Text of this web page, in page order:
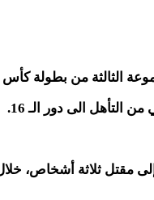
الثالثة من بطولة كأس
الى دور الـ 16.